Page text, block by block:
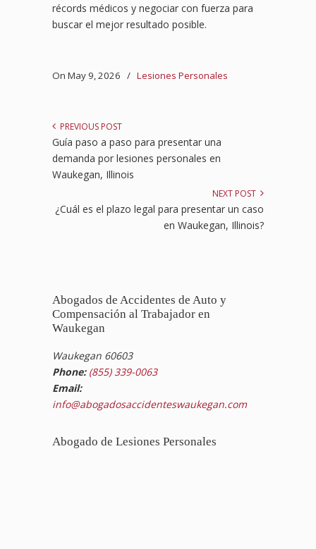
récords médicos y negociar con fuerza para
buscar el mejor resultado posible.
On May 9, 2026 / Lesiones Personales
PREVIOUS POST
Guía paso a paso para presentar una
demanda por lesiones personales en
Waukegan, Illinois
NEXT POST
¿Cuál es el plazo legal para presentar un caso
en Waukegan, Illinois?
Abogados de Accidentes de Auto y
Compensación al Trabajador en
Waukegan
Waukegan 60603
Phone: (855) 339-0063
Email:
info@abogadosaccidenteswaukegan.com
Abogado de Lesiones Personales